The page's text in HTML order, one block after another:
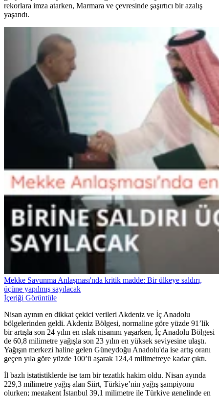
rekorlara imza atarken, Marmara ve çevresinde şaşırtıcı bir azalış
yaşandı.
Mekke Savunma Anlaşması'nda kritik madde: Bir ülkeye saldırı,
üçüne yapılmış sayılacak
İçeriği Görüntüle
Nisan ayının en dikkat çekici verileri Akdeniz ve İç Anadolu
bölgelerinden geldi. Akdeniz Bölgesi, normaline göre yüzde 91’lik
bir artışla son 24 yılın en ıslak nisanını yaşarken, İç Anadolu Bölgesi
de 60,8 milimetre yağışla son 23 yılın en yüksek seviyesine ulaştı.
Yağışın merkezi haline gelen Güneydoğu Anadolu'da ise artış oranı
geçen yıla göre yüzde 100’ü aşarak 124,4 milimetreye kadar çıktı.
İl bazlı istatistiklerde ise tam bir tezatlık hakim oldu. Nisan ayında
229,3 milimetre yağış alan Siirt, Türkiye’nin yağış şampiyonu
olurken; megakent İstanbul 39,1 milimetre ile Türkiye genelinde en